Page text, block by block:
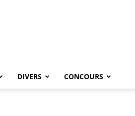
DIVERS CONCOURS